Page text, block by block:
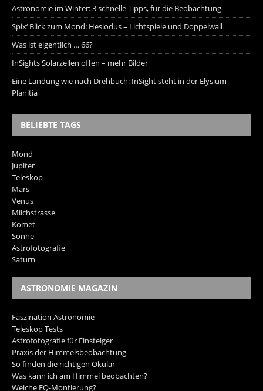
Astronomie im Winter: 3 schnelle Tipps, für die Beobachtung
Spix‘ Blick zum Mond: Hesiodus – Lichtspiele und Doppelwall
Was ist eigentlich … 66?
InSights Solarzellen offen – mehr Bilder
Eine Landung wie nach Drehbuch: InSight steht in der Elysium
Planitia
BELIEBTE TAGS
Mond
Jupiter
Teleskop
Mars
Venus
Milchstrasse
Komet
Sonne
Astrofotografie
Saturn
ASTRONOMIE MAGAZIN
Faszination Astronomie
Teleskop Tests
Astrofotografie für Einsteiger
Praxis der Himmelsbeobachtung
So finden die richtigen Okular
Was kann ich am Himmel beobachten?
Welche EQ-Montierung?